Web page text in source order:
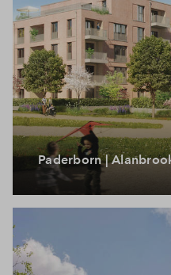
Paderborn |